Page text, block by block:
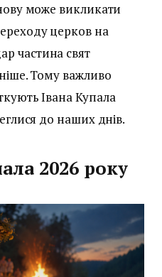
може викликати
церков на
частина свят
Тому важливо
Івана Купала
до наших днів.
2026 року